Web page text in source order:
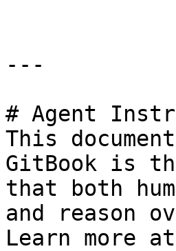
---
# Agent
This
GitBook is
that both
and reason
Learn more